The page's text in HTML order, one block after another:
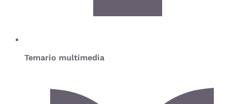
Temario multimedia